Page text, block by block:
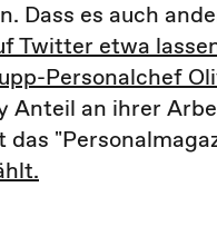
Dass es auch
Twitter etwa
Personalchef
Anteil an ihrer
das